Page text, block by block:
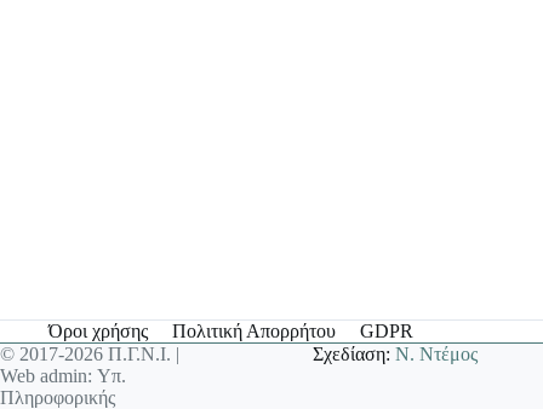
Όροι χρήσης Πολιτική Απορρήτου
GDPR
© 2017-2026 Π.Γ.Ν.Ι. |
Web admin: Υπ.
Πληροφορικής
Σχεδίαση:Ν. Ντέμος